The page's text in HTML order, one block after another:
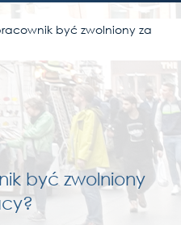
What our
Our team
Services for
Services for
być zwolniony za
być zwolniony